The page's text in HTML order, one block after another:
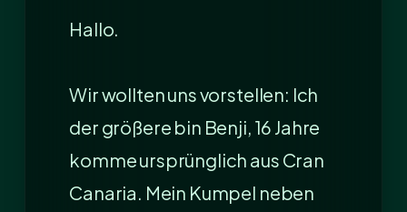
Hallo.
Wir wollten uns vorstellen: Ich
der größere bin Benji, 16 Jahre
komme ursprünglich aus Cran
Canaria. Mein Kumpel neben